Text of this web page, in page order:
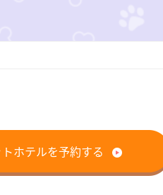
ホテルを予約する